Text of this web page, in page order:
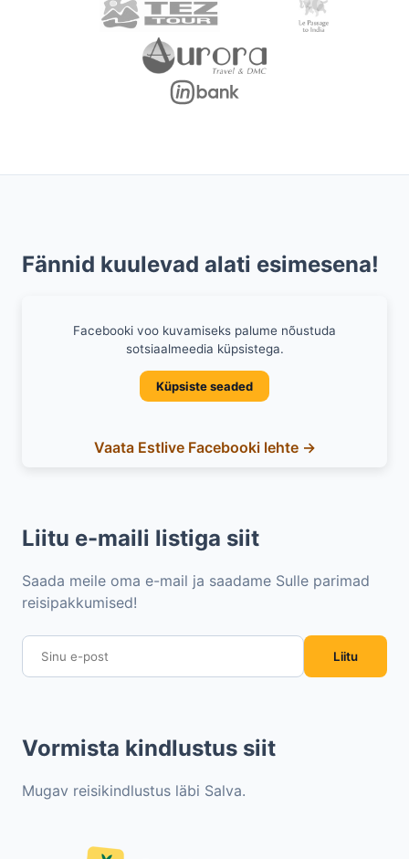
Fännid kuulevad alati esimesena!
Facebooki voo kuvamiseks palume nõustuda
sotsiaalmeedia küpsistega.
Küpsiste seaded
Vaata Estlive Facebooki lehte →
Liitu e-maili listiga siit
Saada meile oma e-mail ja saadame Sulle parimad
reisipakkumised!
Liitu
Vormista kindlustus siit
Mugav reisikindlustus läbi Salva.